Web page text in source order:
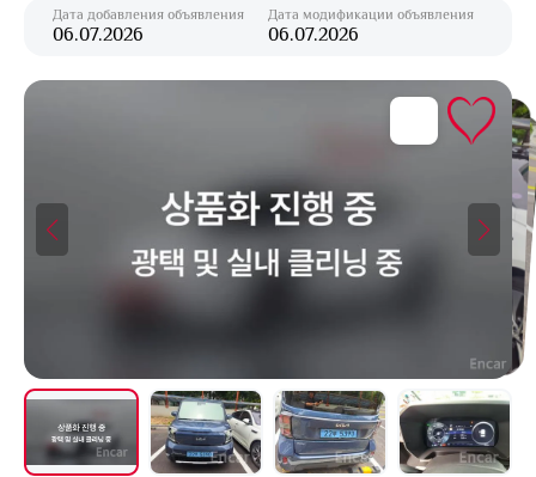
Дата добавления объявления
06.07.2026
Дата модификации объявления
06.07.2026